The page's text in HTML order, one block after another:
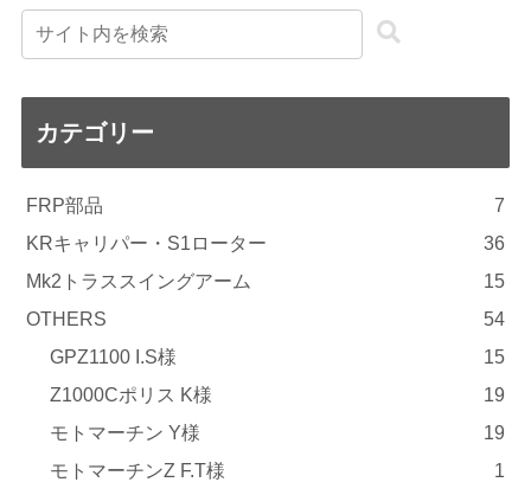
カテゴリー
FRP部品
7
KRキャリパー・S1ローター
36
Mk2トラススイングアーム
15
OTHERS
54
GPZ1100 I.S様
15
Z1000Cポリス K様
19
モトマーチン Y様
19
モトマーチンZ F.T様
1